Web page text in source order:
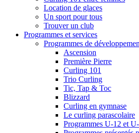
Location de glaces
Un sport pour tous
Trouver un club
Programmes et services
Programmes de
Ascension
Première Pierre
Curling 101
Trio Curling
Tic, Tap & Toc
Blizzard
Curling en gymnase
Le curling parascolaire
Programmes U-12 et